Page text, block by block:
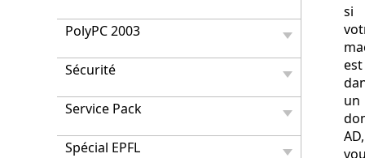
PolyPC 2003
Sécurité
Service Pack
Spécial EPFL
si
est
un
AD,